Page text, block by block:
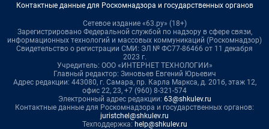
Контактные данные для Роскомнадзора и государственных органов
Сетевое издание «63.ру» (18+)
Зарегистрировано Федеральной службой по надзору в сфере связи,
информационных технологий и массовых коммуникаций (Роскомнадзор)
Свидетельство о регистрации СМИ: ЭЛ № ФС77-86466 от 11 декабря
2023 г.
Учредитель: ООО «ИНТЕРНЕТ ТЕХНОЛОГИИ»
Главный редактор: Зиновьев Евгений Юрьевич
Адрес редакции: 443080, г. Самара, пр. Карла Маркса, д. 201б, этаж 12,
офис 22, 23, +7 (960) 8-321-574
Электронный адрес редакции: 63@shkulev.ru
Контактные данные для Роскомнадзора и государственных органов:
juristchel@shkulev.ru
Техподдержка: help@shkulev.ru